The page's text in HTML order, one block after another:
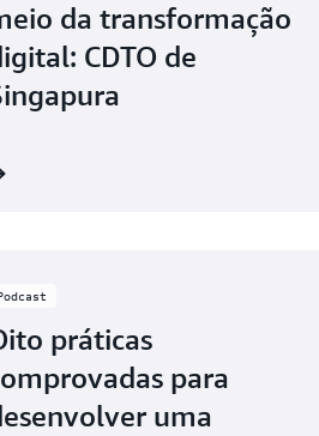
da transformação
CDTO de
práticas
para
uma